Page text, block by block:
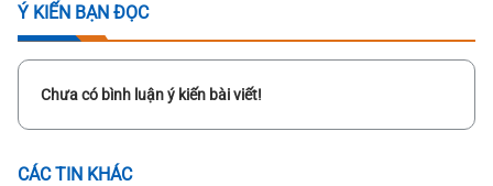
Ý KIẾN BẠN ĐỌC
Chưa có bình luận ý kiến bài viết!
CÁC TIN KHÁC